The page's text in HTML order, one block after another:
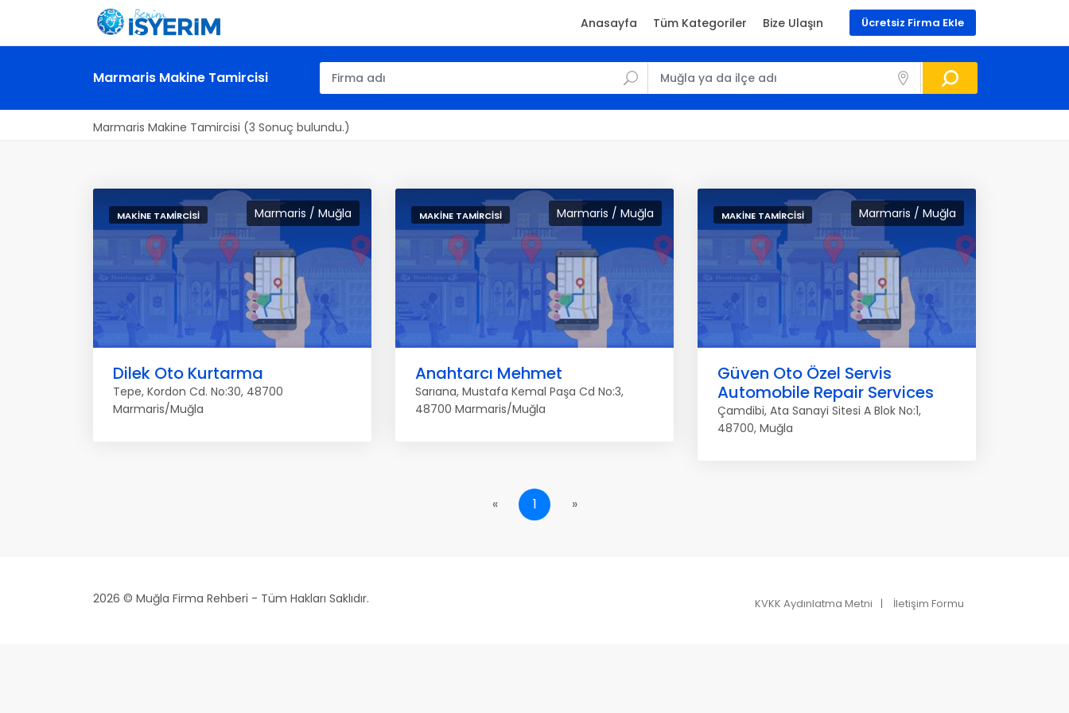
Ücretsiz Firma Ekle
Anasayfa Tüm Kategoriler Bize Ulaşın
Marmaris Makine Tamircisi
Marmaris Makine Tamircisi (3 Sonuç bulundu.)
Marmaris / Muğla
MAKINE TAMIRCISI
Dilek Oto Kurtarma
Tepe, Kordon Cd. No:30, 48700
Marmaris/Muğla
Marmaris / Muğla
MAKINE TAMIRCISI
Anahtarcı Mehmet
Sarıana, Mustafa Kemal Paşa Cd No:3,
48700 Marmaris/Muğla
Marmaris / Muğla
MAKINE TAMIRCISI
Güven Oto Özel Servis
Automobile Repair Services
Çamdibi, Ata Sanayi Sitesi A Blok No:1,
48700, Muğla
« 1 »
2026 © Muğla Firma Rehberi - Tüm Hakları Saklıdır. KVKK Aydınlatma Metni İletişim Formu